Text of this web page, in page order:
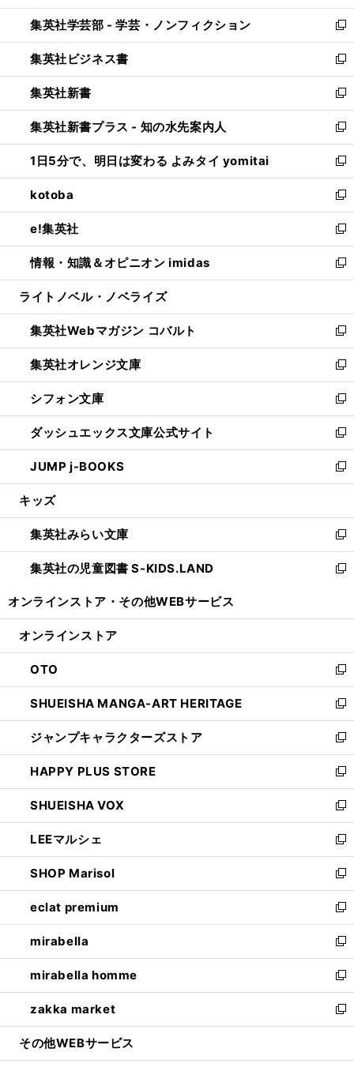
開
く
ウ
で
開
く
ン
ド
ウ
で
開
く
ウ
ィ
ン
ド
ウ
で
開
く
集英社学芸部 - 学芸・ノンフィクション
新
し
い
ウ
ィ
ン
ド
ウ
で
開
く
集英社ビジネス書
新
し
い
ウ
ィ
ン
ド
ウ
で
開
く
集英社新書
新
し
い
ウ
ィ
ン
ド
ウ
で
開
く
集英社新書プラス - 知の水先案内人
新
し
い
ウ
ィ
ン
ド
ウ
で
開
1日5分で、明日は変わる よみタイ yomitai
新
し
い
ウ
ィ
ン
ド
ウ
開
く
kotoba
新
し
い
ウ
ィ
ン
ウ
で
開
く
e!集英社
新
し
い
ウ
ン
ド
ウ
で
開
く
情報・知識＆オピニオン imidas
新
し
ウ
ィ
ン
ド
ウ
で
開
く
ライトノベル・ノベライズ
集英社Webマガジン コバルト
新
し
い
ウ
ィ
ン
ド
ウ
で
開
集英社オレンジ文庫
新
し
い
ウ
ィ
ン
ド
ウ
開
く
シフォン文庫
新
し
い
ウ
ィ
ン
ウ
で
開
く
ダッシュエックス文庫公式サイト
新
し
い
ウ
ン
ド
ウ
で
JUMP j-BOOKS
新
し
ウ
ィ
ン
ド
開
キッズ
集英社みらい文庫
新
し
い
ン
ウ
で
開
く
集英社の児童図書 S-KIDS.LAND
新
ウ
ン
ド
ウ
で
開
く
オンラインストア・ その他WEBサービス
オンラインストア
OTO
新
し
い
ウ
ィ
ン
ド
ウ
で
開
く
SHUEISHA MANGA-ART HERITAGE
新
し
い
ウ
ィ
ン
ド
ウ
で
開
く
ジャンプキャラクターズストア
新
し
い
ウ
ィ
ン
ド
ウ
で
開
く
HAPPY PLUS STORE
新
し
い
ウ
ィ
ン
ド
ウ
で
開
く
SHUEISHA VOX
新
し
い
ウ
ィ
ン
ド
ウ
で
開
く
LEEマルシェ
新
し
い
ウ
ィ
ン
ド
ウ
で
開
く
SHOP Marisol
新
し
い
ウ
ィ
ン
ド
ウ
で
開
eclat premium
新
し
い
ウ
ィ
ン
ド
ウ
開
mirabella
新
し
い
ウ
ィ
ン
ウ
mirabella homme
新
し
い
ウ
ン
zakka market
新
し
ウ
その他WEBサービス